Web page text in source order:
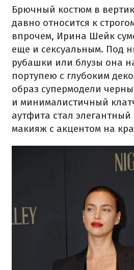
Брючный костюм в
давно относится к
впрочем, Ирина Шейк
еще и сексуальным. Под
рубашки или блузы она
портупею с глубоким
образ супермодели
и минималистичный
аутфита стал
макияж с акцентом на